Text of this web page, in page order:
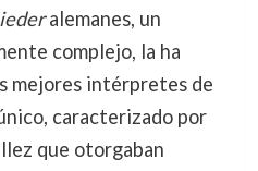
alemanes, un
complejo, la ha
mejores intérpretes de
caracterizado por
que otorgaban